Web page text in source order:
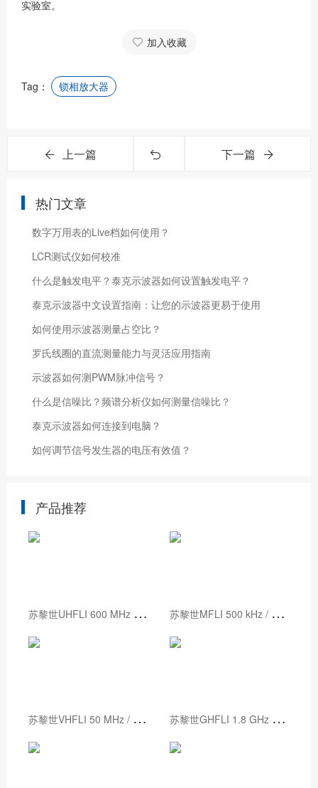
实验室。
加入收藏
Tag： 锁相放大器
上一篇 下一篇
热门文章
数字万用表的Live档如何使用？
LCR测试仪如何校准
什么是触发电平？泰克示波器如何设置触发电平？
泰克示波器中文设置指南：让您的示波器更易于使用
如何使用示波器测量占空比？
罗氏线圈的直流测量能力与灵活应用指南
示波器如何测PWM脉冲信号？
什么是信噪比？频谱分析仪如何测量信噪比？
泰克示波器如何连接到电脑？
如何调节信号发生器的电压有效值？
产品推荐
苏
黎世UHFLI 600 MHz 锁相放大器 苏
黎世MFLI 500 kHz / 5 MHz 锁相放大器
苏
黎世VHFLI 50 MHz / 200 MHz 锁相放大器 苏
黎世GHFLI 1.8 GHz 锁相放大器